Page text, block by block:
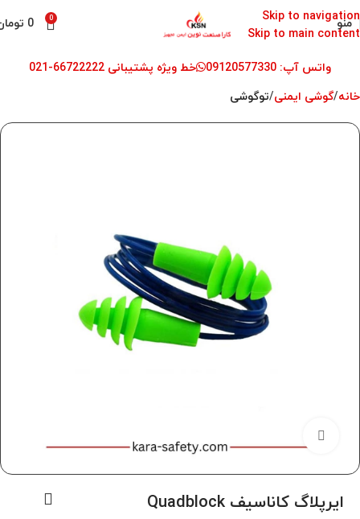
Skip to navigation
Skip to main content
منو 0
0
واتس آپ: 09120577330
خط ویژه پشتیبانی 66722222-021
خانه گوشی ایمنی توگوشی
ایرپلاگ کاناسیف Quadblock